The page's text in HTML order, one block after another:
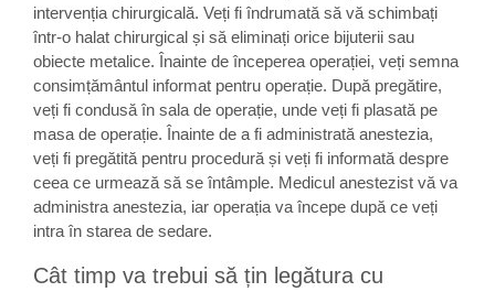
intervenția chirurgicală. Veți fi îndrumată să vă schimbați
într-o halat chirurgical și să eliminați orice bijuterii sau
obiecte metalice. Înainte de începerea operației, veți semna
consimțământul informat pentru operație. După pregătire,
veți fi condusă în sala de operație, unde veți fi plasată pe
masa de operație. Înainte de a fi administrată anestezia,
veți fi pregătită pentru procedură și veți fi informată despre
ceea ce urmează să se întâmple. Medicul anestezist vă va
administra anestezia, iar operația va începe după ce veți
intra în starea de sedare.
Cât timp va trebui să țin legătura cu